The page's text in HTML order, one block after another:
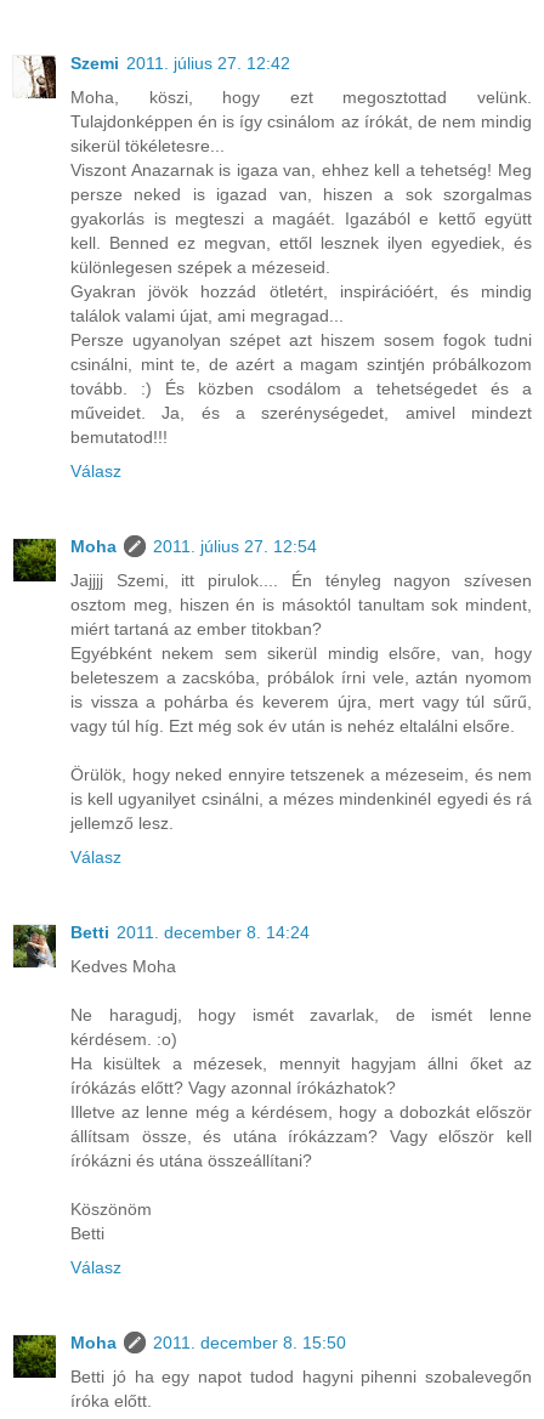
Szemi 2011. július 27. 12:42
Moha, köszi, hogy ezt megosztottad velünk.
Tulajdonképpen én is így csinálom az írókát, de nem mindig
sikerül tökéletesre...
Viszont Anazarnak is igaza van, ehhez kell a tehetség! Meg
persze neked is igazad van, hiszen a sok szorgalmas
gyakorlás is megteszi a magáét. Igazából e kettő együtt
kell. Benned ez megvan, ettől lesznek ilyen egyediek, és
különlegesen szépek a mézeseid.
Gyakran jövök hozzád ötletért, inspirációért, és mindig
találok valami újat, ami megragad...
Persze ugyanolyan szépet azt hiszem sosem fogok tudni
csinálni, mint te, de azért a magam szintjén próbálkozom
tovább. :) És közben csodálom a tehetségedet és a
műveidet. Ja, és a szerénységedet, amivel mindezt
bemutatod!!!
Válasz
Moha
2011. július 27. 12:54
Jajjjj Szemi, itt pirulok.... Én tényleg nagyon szívesen
osztom meg, hiszen én is másoktól tanultam sok mindent,
miért tartaná az ember titokban?
Egyébként nekem sem sikerül mindig elsőre, van, hogy
beleteszem a zacskóba, próbálok írni vele, aztán nyomom
is vissza a pohárba és keverem újra, mert vagy túl sűrű,
vagy túl híg. Ezt még sok év után is nehéz eltalálni elsőre.
Örülök, hogy neked ennyire tetszenek a mézeseim, és nem
is kell ugyanilyet csinálni, a mézes mindenkinél egyedi és rá
jellemző lesz.
Válasz
Betti 2011. december 8. 14:24
Kedves Moha
Ne haragudj, hogy ismét zavarlak, de ismét lenne
kérdésem. :o)
Ha kisültek a mézesek, mennyit hagyjam állni őket az
írókázás előtt? Vagy azonnal írókázhatok?
Illetve az lenne még a kérdésem, hogy a dobozkát először
állítsam össze, és utána írókázzam? Vagy először kell
írókázni és utána összeállítani?
Köszönöm
Betti
Válasz
Moha
2011. december 8. 15:50
Betti jó ha egy napot tudod hagyni pihenni szobalevegőn
íróka előtt.